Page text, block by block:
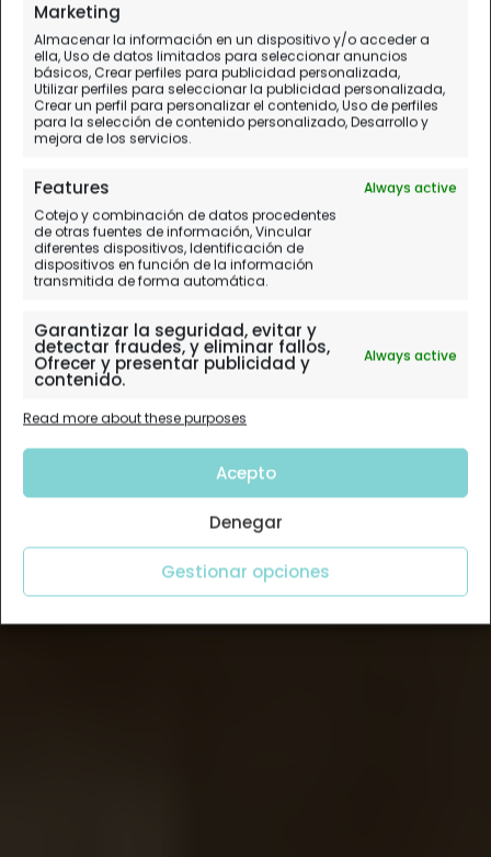
Marketing
Almacenar la información en un dispositivo y/o acceder a
ella, Uso de datos limitados para seleccionar anuncios
básicos, Crear perfiles para publicidad personalizada,
Utilizar perfiles para seleccionar la publicidad personalizada,
Crear un perfil para personalizar el contenido, Uso de perfiles
para la selección de contenido personalizado, Desarrollo y
mejora de los servicios.
Features
Always active
Cotejo y combinación de datos procedentes
de otras fuentes de información, Vincular
diferentes dispositivos, Identificación de
dispositivos en función de la información
transmitida de forma automática.
Garantizar la seguridad, evitar y
detectar fraudes, y eliminar fallos,
Ofrecer y presentar publicidad y
contenido.
Always active
Read more about these purposes
Acepto
Denegar
Gestionar opciones